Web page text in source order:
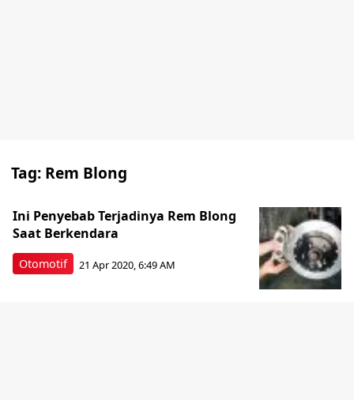
Tag: Rem Blong
Otomotif
Ini Penyebab Terjadinya Rem Blong
Saat Berkendara
21 Apr 2020, 6:49 AM